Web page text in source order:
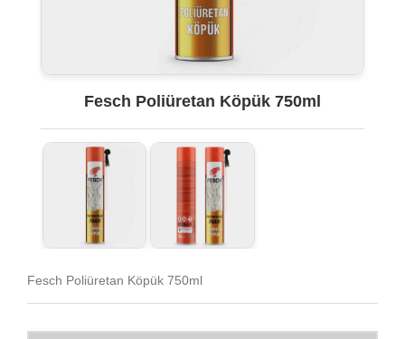
Fesch Poliüretan Köpük 750ml
Fesch Poliüretan Köpük 750ml